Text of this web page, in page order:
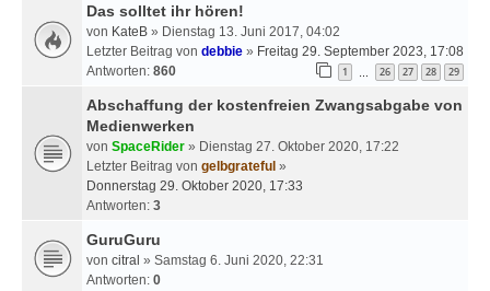
Das solltet ihr hören!
von KateB » Dienstag 13. Juni 2017, 04:02
Letzter Beitrag von debbie » Freitag 29. September 2023, 17:08
Antworten: 860 1 26 27 28 29
Abschaffung der kostenfreien Zwangsabgabe von
Medienwerken
von SpaceRider » Dienstag 27. Oktober 2020, 17:22
Letzter Beitrag von gelbgrateful »
Donnerstag 29. Oktober 2020, 17:33
Antworten: 3
GuruGuru
von citral » Samstag 6. Juni 2020, 22:31
Antworten: 0